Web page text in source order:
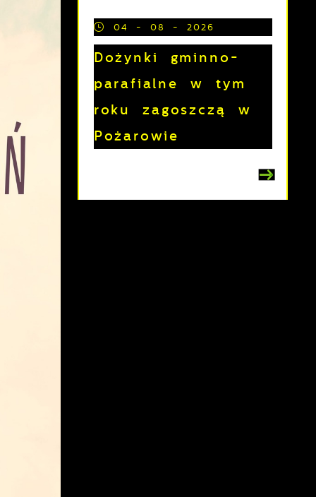
04 - 08 - 2026
Dożynki gminno-
parafialne w tym
roku zagoszczą w
Pożarowie